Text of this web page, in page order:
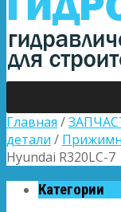
Главная /
детали /
Hyundai R320LC-7
Категории